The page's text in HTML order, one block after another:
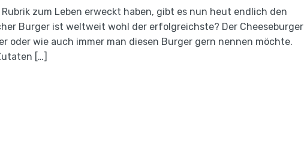
zum Leben erweckt haben, gibt es nun heut endlich den
Burger ist weltweit wohl der erfolgreichste? Der Cheeseburger
oder wie auch immer man diesen Burger gern nennen möchte.
[…]